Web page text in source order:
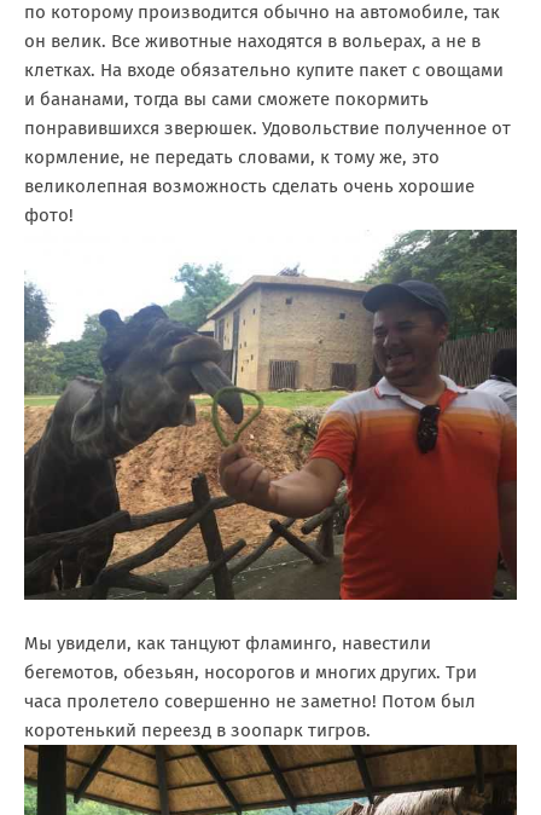
по которому производится обычно на автомобиле, так
он велик. Все животные находятся в вольерах, а не в
клетках. На входе обязательно купите пакет с овощами
и бананами, тогда вы сами сможете покормить
понравившихся зверюшек. Удовольствие полученное от
кормление, не передать словами, к тому же, это
великолепная возможность сделать очень хорошие
фото!
Мы увидели, как танцуют фламинго, навестили
бегемотов, обезьян, носорогов и многих других. Три
часа пролетело совершенно не заметно! Потом был
коротенький переезд в зоопарк тигров.